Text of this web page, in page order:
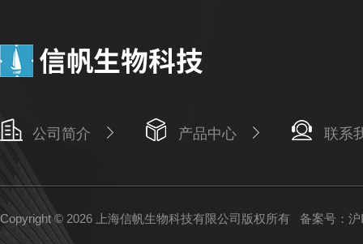
公司简介 产品中心 联系
Copyright © 2026 上海信帆生物科技有限公司版权所有 备案号：